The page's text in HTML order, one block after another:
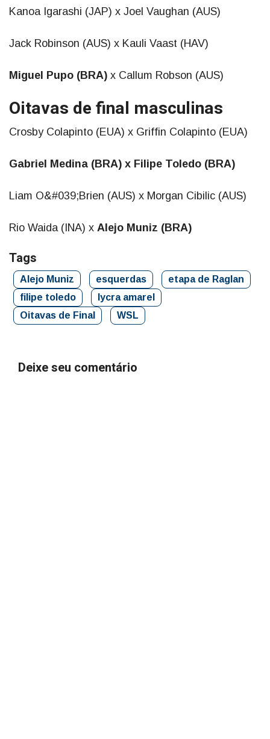
Kanoa Igarashi (JAP) x Joel Vaughan (AUS)
Jack Robinson (AUS) x Kauli Vaast (HAV)
Miguel Pupo (BRA) x Callum Robson (AUS)
Oitavas de final masculinas
Crosby Colapinto (EUA) x Griffin Colapinto (EUA)
Gabriel Medina (BRA) x Filipe Toledo (BRA)
Liam O&#039;Brien (AUS) x Morgan Cibilic (AUS)
Rio Waida (INA) x Alejo Muniz (BRA)
Tags
Alejo Muniz esquerdas
etapa de Raglan
filipe toledo
lycra amarel
Oitavas de Final
WSL
Deixe seu comentário